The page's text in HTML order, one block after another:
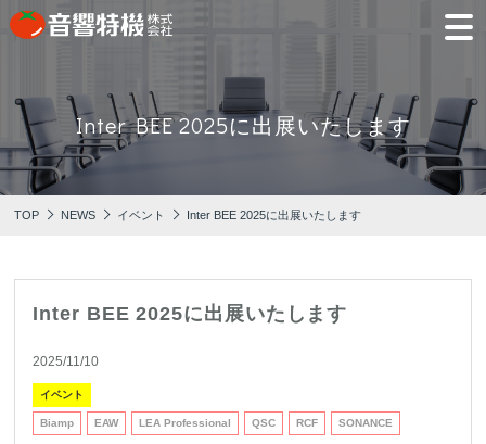
JP EN
PRODUCTS
PRODUCTS
CONCEPT
特
長
特選情報 トレーニング
新着情報
COMPANY
概
採
Inter BEE 2025に出展いたします
TOP NEWS イベント Inter BEE 2025に出展いたします
Inter BEE 2025に出展いたします
2025/11/10
イベント
Biamp EAW LEA Professional QSC RCF SONANCE